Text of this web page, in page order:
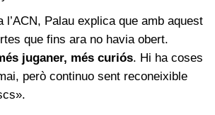
l’ACN, Palau explica que amb aquest
que fins ara no havia obert.
juganer, més curiós. Hi ha coses
però continuo sent reconeixible